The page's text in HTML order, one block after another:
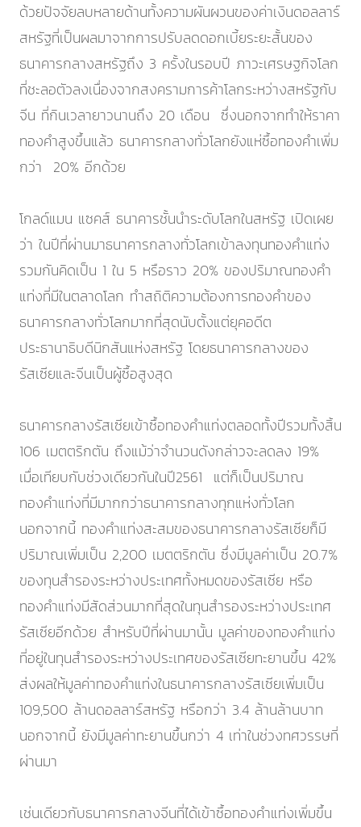
ด้วยปัจจัยลบหลายด้านทั้งความผันผวนของค่าเงินดอลลาร์
สหรัฐที่เป็นผลมาจากการปรับลดดอกเบี้ยระยะสั้นของ
ธนาคารกลางสหรัฐถึง 3 ครั้งในรอบปี ภาวะเศรษฐกิจโลก
ที่ชะลอตัวลงเนื่องจากสงครามการค้าโลกระหว่างสหรัฐกับ
จีน ที่กินเวลายาวนานถึง 20 เดือน ซึ่งนอกจากทำให้ราคา
ทองคำสูงขึ้นแล้ว ธนาคารกลางทั่วโลกยังแห่ซื้อทองคำเพิ่ม
กว่า 20% อีกด้วย
โกลด์แมน แซคส์ ธนาคารชั้นนำระดับโลกในสหรัฐ เปิดเผย
ว่า ในปีที่ผ่านมาธนาคารกลางทั่วโลกเข้าลงทุนทองคำแท่ง
รวมกันคิดเป็น 1 ใน 5 หรือราว 20% ของปริมาณทองคำ
แท่งที่มีในตลาดโลก ทำสถิติความต้องการทองคำของ
ธนาคารกลางทั่วโลกมากที่สุดนับตั้งแต่ยุคอดีต
ประธานาธิบดีนิกสันแห่งสหรัฐ โดยธนาคารกลางของ
รัสเซียและจีนเป็นผู้ซื้อสูงสุด
ธนาคารกลางรัสเซียเข้าซื้อทองคำแท่งตลอดทั้งปีรวมทั้งสิ้น
106 เมตตริกตัน ถึงแม้ว่าจำนวนดังกล่าวจะลดลง 19%
เมื่อเทียบกับช่วงเดียวกันในปี2561 แต่ก็เป็นปริมาณ
ทองคำแท่งที่มีมากกว่าธนาคารกลางทุกแห่งทั่วโลก
นอกจากนี้ ทองคำแท่งสะสมของธนาคารกลางรัสเซียก็มี
ปริมาณเพิ่มเป็น 2,200 เมตตริกตัน ซึ่งมีมูลค่าเป็น 20.7%
ของทุนสำรองระหว่างประเทศทั้งหมดของรัสเซีย หรือ
ทองคำแท่งมีสัดส่วนมากที่สุดในทุนสำรองระหว่างประเทศ
รัสเซียอีกด้วย สำหรับปีที่ผ่านมานั้น มูลค่าของทองคำแท่ง
ที่อยู่ในทุนสำรองระหว่างประเทศของรัสเซียทะยานขึ้น 42%
ส่งผลให้มูลค่าทองคำแท่งในธนาคารกลางรัสเซียเพิ่มเป็น
109,500 ล้านดอลลาร์สหรัฐ หรือกว่า 3.4 ล้านล้านบาท
นอกจากนี้ ยังมีมูลค่าทะยานขึ้นกว่า 4 เท่าในช่วงทศวรรษที่
ผ่านมา
เช่นเดียวกับธนาคารกลางจีนที่ได้เข้าซื้อทองคำแท่งเพิ่มขึ้น